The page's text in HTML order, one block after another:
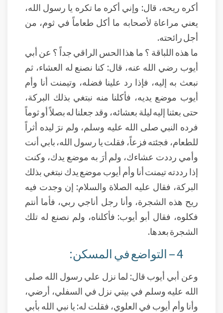
أكره ريحه، قال: وإني أكره ما تكره يا رسول الله،
يعني مراعاة لأصحابه ما أكل طعاماً في ثوم، من
أجل رائحته.
ما هذه اللباقة ؟ ما هذا الحس الراقي جداً ؟ عن أبي
أيوب رضي الله عنه، قال: كنا نصنع له العشاء، ثم
نبعث به إليه، فإذا رد علينا فضله، وتيمنت أنا وأم
أيوب موضع يديه، فأكلنا منه نبتغي بذلك البركة،
حتى بعثنا إليه ليلة بعشائه، وقد جعلنا له بصلاً أو ثوماً
فرده النبي صلى الله عليه وسلم، ولم نرَ ليده أثراً
للطعام، فجئته فزعاً، فقلت يا رسول الله، بابي أنت
وأمي رددت عشاءك، ولم أرَ به موضع يدك، وكنت
إذا رددته تيمنت أنا وأم أيوب موضع يدك نبتغي بذلك
البركة، فقال عليه الصلاة والسلام: إن وجدت فيه
ريح هذه الشجرة، وأنا رجل أناجي ربي، فأما أنتم
فكلوه، فقال أبو أيوب: فأكلناه، ولم نصنع له تلك
الشجرة بعدها.
4 – التواضع في المسكن:
وعن أبي أيوب قال: لما نزل علي رسول الله صلى
الله عليه وسلم في بيتي نزل في السفلي، أرضي،
وأنا وأم أيوب في العلوي، فقلت له: يا نبي الله بأبي